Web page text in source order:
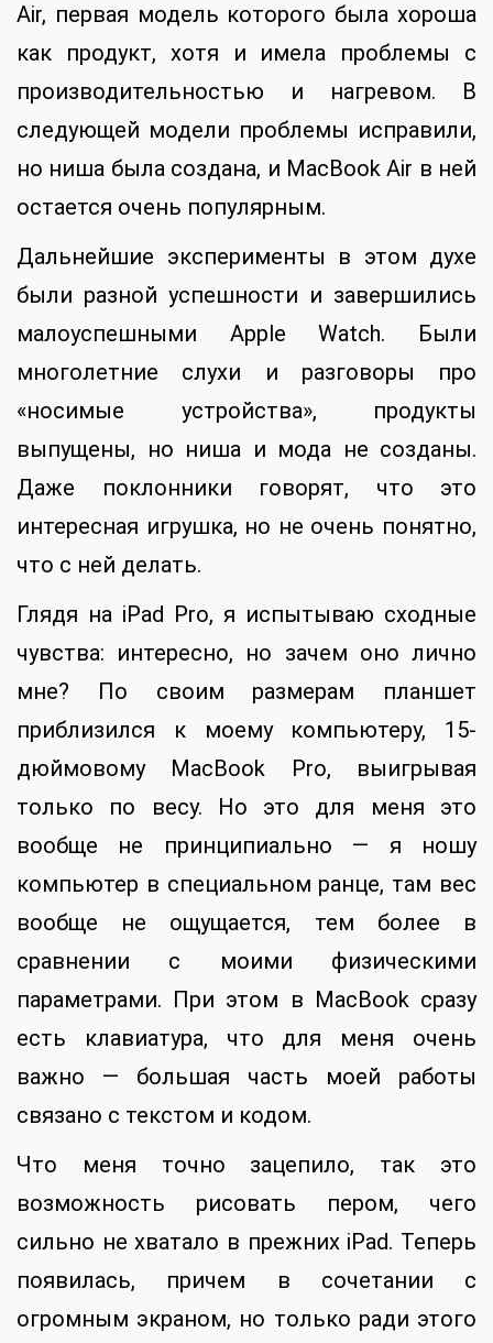
Air, первая модель которого была хороша
как продукт, хотя и имела проблемы с
производительностью и нагревом. В
следующей модели проблемы исправили,
но ниша была создана, и MacBook Air в ней
остается очень популярным.
Дальнейшие эксперименты в этом духе
были разной успешности и завершились
малоуспешными Apple Watch. Были
многолетние слухи и разговоры про
«носимые устройства», продукты
выпущены, но ниша и мода не созданы.
Даже поклонники говорят, что это
интересная игрушка, но не очень понятно,
что с ней делать.
Глядя на iPad Pro, я испытываю сходные
чувства: интересно, но зачем оно лично
мне? По своим размерам планшет
приблизился к моему компьютеру, 15-
дюймовому MacBook Pro, выигрывая
только по весу. Но это для меня это
вообще не принципиально — я ношу
компьютер в специальном ранце, там вес
вообще не ощущается, тем более в
сравнении с моими физическими
параметрами. При этом в MacBook сразу
есть клавиатура, что для меня очень
важно — большая часть моей работы
связано с текстом и кодом.
Что меня точно зацепило, так это
возможность рисовать пером, чего
сильно не хватало в прежних iPad. Теперь
появилась, причем в сочетании с
огромным экраном, но только ради этого